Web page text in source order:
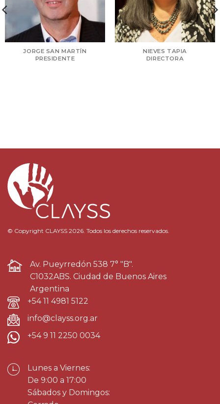
JORGE SAN MARTÍN
PRESIDENTE
NIEVES TAPIA
DIRECTORA
© Copyright CLAYSS 2026. Todos los derechos reservados.
Av. Pueyrredón 538 7° "B".
C1032ABS. Ciudad de Buenos Aires
Argentina
+54 11 4981 5122
info@clayss.org.ar
+54 9 11 2250 0034
Lunes a Viernes:
De 9:00 a 17:00
Sábados y Domingos: